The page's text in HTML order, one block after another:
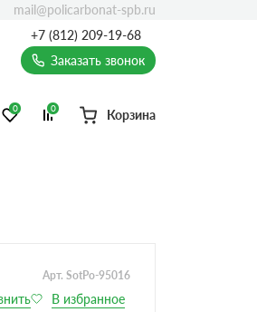
+7 (812) 209-19-68
Заказать звонок
0 0 Корзина
mail@policarbonat-spb.ru
Арт. SotPo-95016